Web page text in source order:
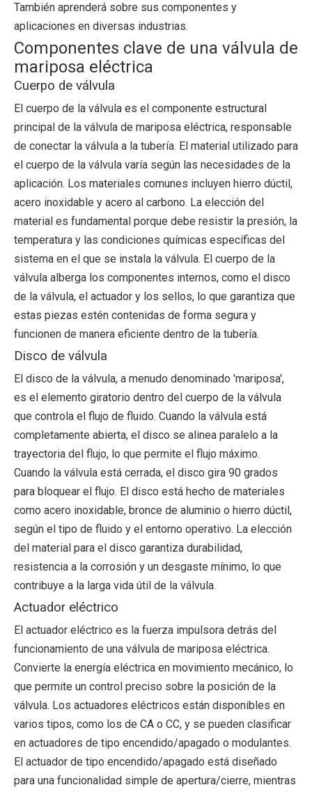
También aprenderá sobre sus componentes y
aplicaciones en diversas industrias.
Componentes clave de una válvula de
mariposa eléctrica
Cuerpo de válvula
El cuerpo de la válvula es el componente estructural
principal de la válvula de mariposa eléctrica, responsable
de conectar la válvula a la tubería. El material utilizado para
el cuerpo de la válvula varía según las necesidades de la
aplicación. Los materiales comunes incluyen hierro dúctil,
acero inoxidable y acero al carbono. La elección del
material es fundamental porque debe resistir la presión, la
temperatura y las condiciones químicas específicas del
sistema en el que se instala la válvula. El cuerpo de la
válvula alberga los componentes internos, como el disco
de la válvula, el actuador y los sellos, lo que garantiza que
estas piezas estén contenidas de forma segura y
funcionen de manera eficiente dentro de la tubería.
Disco de válvula
El disco de la válvula, a menudo denominado 'mariposa',
es el elemento giratorio dentro del cuerpo de la válvula
que controla el flujo de fluido. Cuando la válvula está
completamente abierta, el disco se alinea paralelo a la
trayectoria del flujo, lo que permite el flujo máximo.
Cuando la válvula está cerrada, el disco gira 90 grados
para bloquear el flujo. El disco está hecho de materiales
como acero inoxidable, bronce de aluminio o hierro dúctil,
según el tipo de fluido y el entorno operativo. La elección
del material para el disco garantiza durabilidad,
resistencia a la corrosión y un desgaste mínimo, lo que
contribuye a la larga vida útil de la válvula.
Actuador eléctrico
El actuador eléctrico es la fuerza impulsora detrás del
funcionamiento de una válvula de mariposa eléctrica.
Convierte la energía eléctrica en movimiento mecánico, lo
que permite un control preciso sobre la posición de la
válvula. Los actuadores eléctricos están disponibles en
varios tipos, como los de CA o CC, y se pueden clasificar
en actuadores de tipo encendido/apagado o modulantes.
El actuador de tipo encendido/apagado está diseñado
para una funcionalidad simple de apertura/cierre, mientras